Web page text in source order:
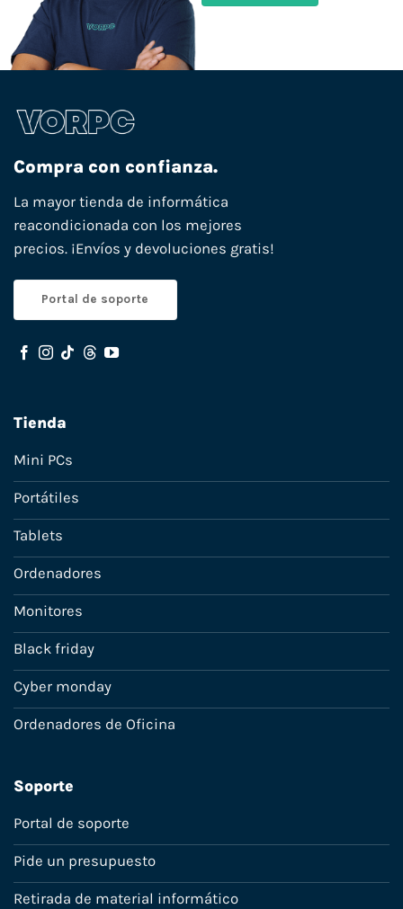
Compra con confianza.
La mayor tienda de informática
reacondicionada con los mejores
precios. ¡Envíos y devoluciones gratis!
Portal de soporte
Tienda
Mini PCs
Portátiles
Tablets
Ordenadores
Monitores
Black friday
Cyber monday
Ordenadores de Oficina
Soporte
Portal de soporte
Pide un presupuesto
Retirada de material informático